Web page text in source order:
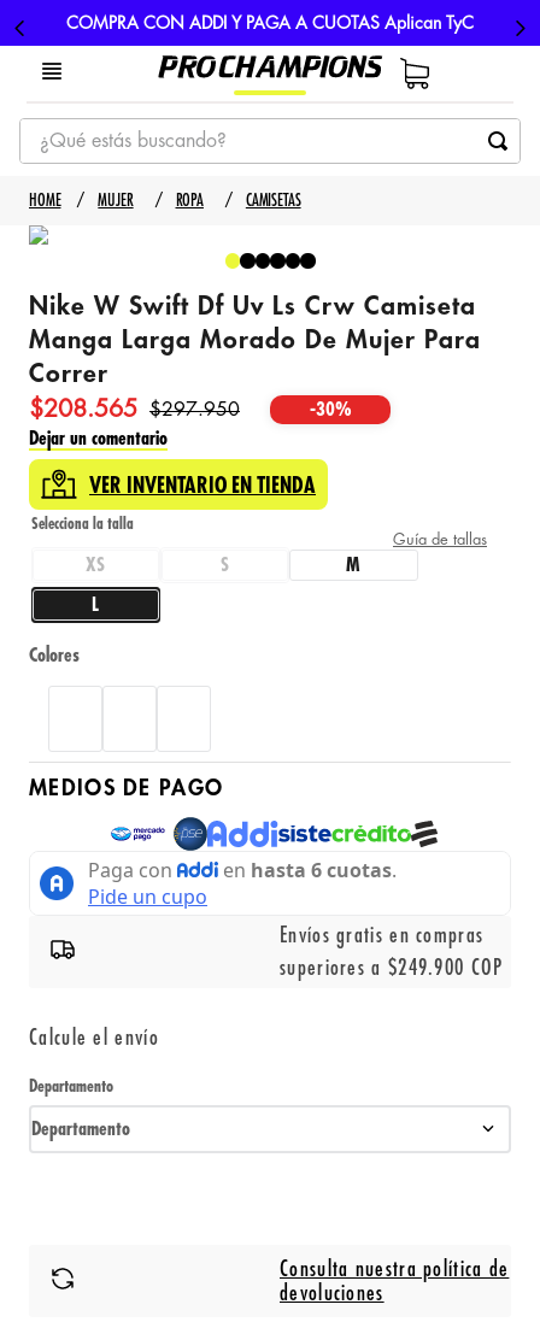
COMPRA CON ADDI Y PAGA A CUOTAS Aplican TyC
¿Qué estás buscando?
TÉRMINOS MÁS BUSCADOS
1
3. nike
4 . guayos
5. gorras
MUJER ROPA CAMISETAS
Nike W Swift Df Uv Ls Crw Camiseta
Manga Larga Morado De Mujer Para
Correr
$208.565 $297.950 -30%
Dejar un comentario
VER INVENTARIO EN TIENDA
Guía de tallas
XS S M
L
Colores
MEDIOS DE PAGO
Envíos gratis en compras
superiores a $249.900 COP
Calcule el envío
Departamento
Departamento
Consulta nuestra política de
devoluciones